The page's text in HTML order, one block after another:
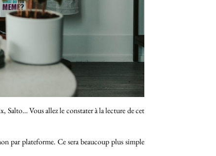
Salto… Vous allez le constater à la lecture de cet
par plateforme. Ce sera beaucoup plus simple